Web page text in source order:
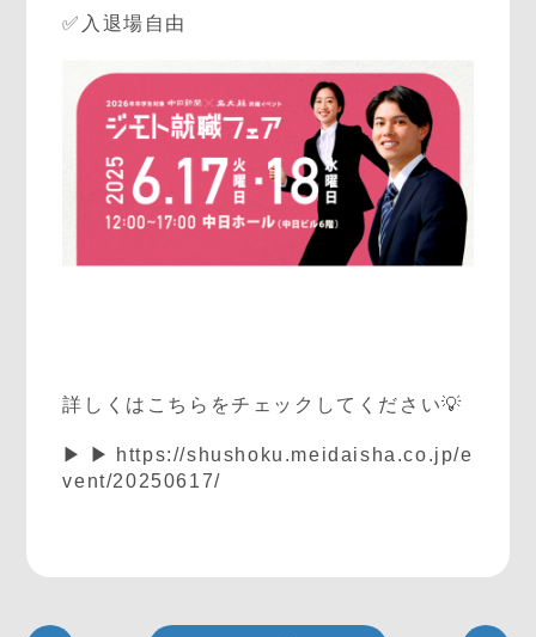
✅入退場自由
詳しくはこちらをチェックしてください💡
▶▶ https://shushoku.meidaisha.co.jp/e
vent/20250617/